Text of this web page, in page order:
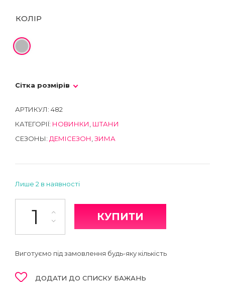
КОЛІР
Сітка розмірів
АРТИКУЛ: 482
КАТЕГОРІЇ: НОВИНКИ, ШТАНИ
СЕЗОНЫ: ДЕМІСЕЗОН,ЗИМА
Лише 2 в наявності
КУПИТИ
Виготуємо під замовлення будь-яку кількість
ДОДАТИ ДО СПИСКУ БАЖАНЬ